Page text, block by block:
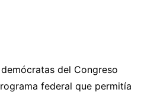
del Congreso
federal que permitía